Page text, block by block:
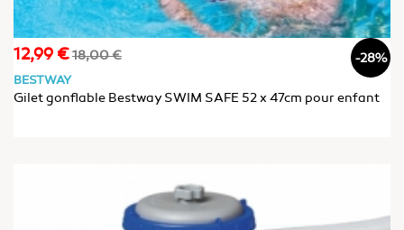
Prix
12,99 €Prix
18,00 € -28%
BESTWAY
Gilet gonflable Bestway SWIM SAFE 52 x 47cm pour enfant